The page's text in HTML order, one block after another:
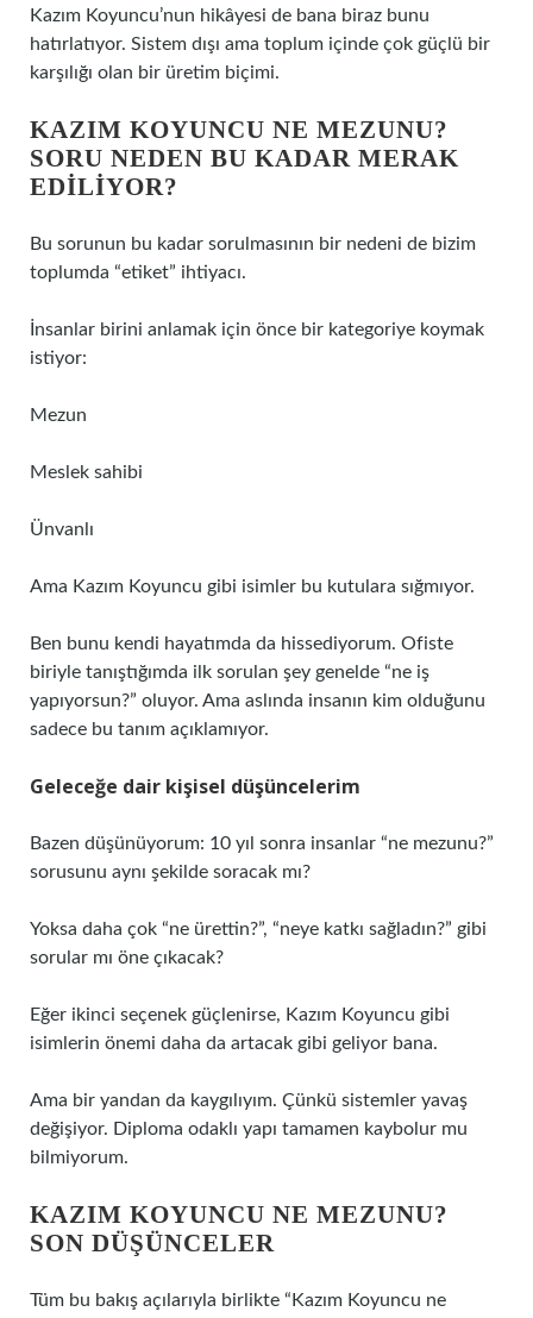
Kazım Koyuncu’nun hikâyesi de bana biraz bunu
hatırlatıyor. Sistem dışı ama toplum içinde çok güçlü bir
karşılığı olan bir üretim biçimi.
KAZIM KOYUNCU NE MEZUNU?
SORU NEDEN BU KADAR MERAK
EDILIYOR?
Bu sorunun bu kadar sorulmasının bir nedeni de bizim
toplumda “etiket” ihtiyacı.
İnsanlar birini anlamak için önce bir kategoriye koymak
istiyor:
Mezun
Meslek sahibi
Ünvanlı
Ama Kazım Koyuncu gibi isimler bu kutulara sığmıyor.
Ben bunu kendi hayatımda da hissediyorum. Ofiste
biriyle tanıştığımda ilk sorulan şey genelde “ne iş
yapıyorsun?” oluyor. Ama aslında insanın kim olduğunu
sadece bu tanım açıklamıyor.
Geleceğe dair kişisel düşüncelerim
Bazen düşünüyorum: 10 yıl sonra insanlar “ne mezunu?”
sorusunu aynı şekilde soracak mı?
Yoksa daha çok “ne ürettin?”, “neye katkı sağladın?” gibi
sorular mı öne çıkacak?
Eğer ikinci seçenek güçlenirse, Kazım Koyuncu gibi
isimlerin önemi daha da artacak gibi geliyor bana.
Ama bir yandan da kaygılıyım. Çünkü sistemler yavaş
değişiyor. Diploma odaklı yapı tamamen kaybolur mu
bilmiyorum.
KAZIM KOYUNCU NE MEZUNU?
SON DÜŞÜNCELER
Tüm bu bakış açılarıyla birlikte “Kazım Koyuncu ne